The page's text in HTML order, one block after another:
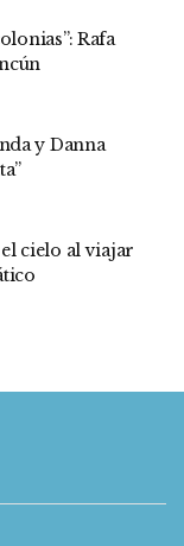
Rafa
y Danna
el cielo al viajar